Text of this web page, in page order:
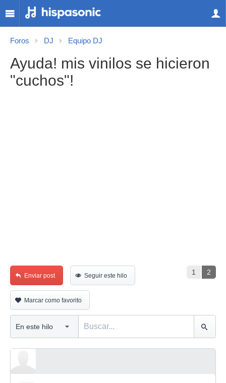
Foros DJ Equipo DJ
Ayuda! mis vinilos se hicieron
"cuchos"!
1 2
Enviar post Seguir este hilo
Marcar como favorito